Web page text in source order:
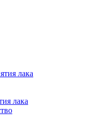
лака
лака